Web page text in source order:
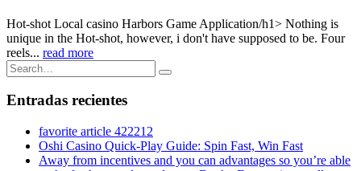
‎‎Hot-shot Local casino Harbors Game Application/h1> Nothing is
unique in the Hot-shot, however, i don't have supposed to be. Four
reels... read more
Entradas recientes
favorite article 422212
Oshi Casino Quick‑Play Guide: Spin Fast, Win Fast
Away from incentives and you can advantages so you’re able